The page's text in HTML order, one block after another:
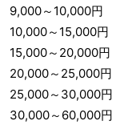
9,000～ 10,000円
10,000～ 15,000円
15,000～ 20,000円
20,000～ 25,000円
25,000～ 30,000円
30,000～ 60,000円